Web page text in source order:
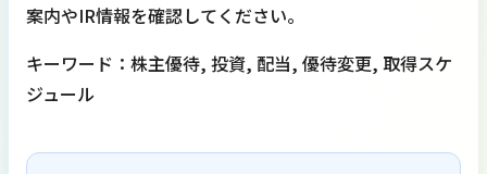
案内やIR情報を確認してください。
キーワード：株主優待, 投資, 配当, 優待変更, 取得スケ
ジュール